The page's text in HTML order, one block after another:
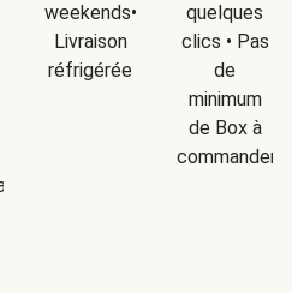
weekends•
Livraison
réfrigérée
quelques
clics • Pas
de
minimum
de Box à
commander